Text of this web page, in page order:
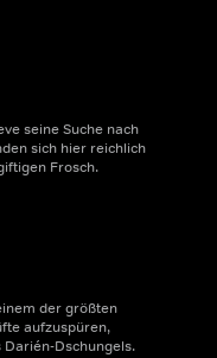
seine Suche nach
sich hier reichlich
Frosch.
der größten
aufzuspüren,
Dschungels.